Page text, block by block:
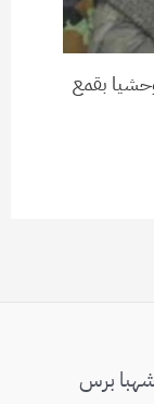
بقمع